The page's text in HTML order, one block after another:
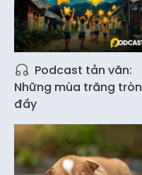
Podcast tản văn:
Những mùa trăng tròn
đầy